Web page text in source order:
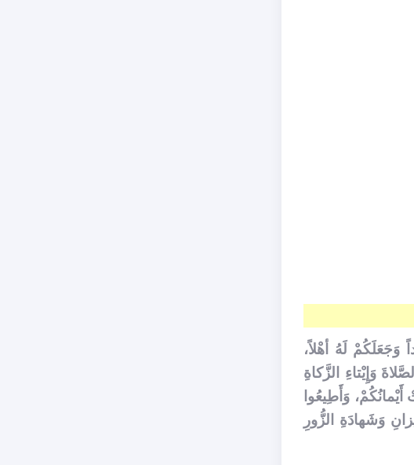
وَجَعَلَكُمْ لَهُ أهْلاً،
وَإِيْتاءِ الزَّكاةِ
وَأَطِيعُوا
وَشَهادَةِ الزُّورِ